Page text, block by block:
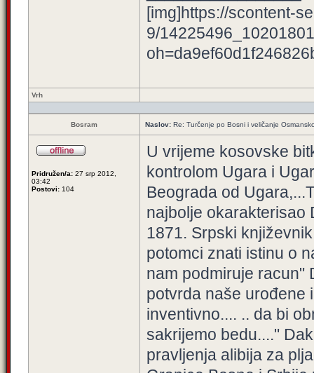
[img]https://scontent-
9/
Vrh
Bosram Naslov: Re: Turčenje po Bosni i veličanje
Pridružen/a: 27 srp 2012,
03:42
Postovi: 104
U vrijeme kosovske
kontrolom Ugara i
Beograda od
najbolje okarakterisao
1871. Srpski
potomci znati istinu o
nam podmiruje racun"
potvrda naše urođene
inventivno.... .. da bi
sakrijemo bedu...."
pravljenja alibija za